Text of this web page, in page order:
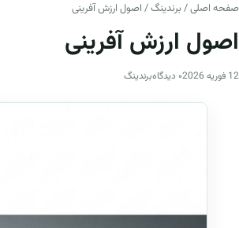
صفحه اصلی/برندینگ/ اصول ارزش آفرینی
اصول ارزش آفرینی
12 فوریه 2026 ۰ دیدگاه برندینگ